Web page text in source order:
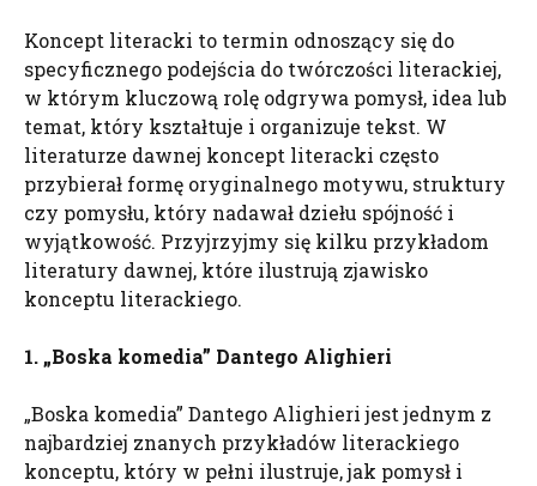
Koncept literacki to termin odnoszący się do
specyficznego podejścia do twórczości literackiej,
w którym kluczową rolę odgrywa pomysł, idea lub
temat, który kształtuje i organizuje tekst. W
literaturze dawnej koncept literacki często
przybierał formę oryginalnego motywu, struktury
czy pomysłu, który nadawał dziełu spójność i
wyjątkowość. Przyjrzyjmy się kilku przykładom
literatury dawnej, które ilustrują zjawisko
konceptu literackiego.
1. „Boska komedia” Dantego Alighieri
„Boska komedia” Dantego Alighieri jest jednym z
najbardziej znanych przykładów literackiego
konceptu, który w pełni ilustruje, jak pomysł i